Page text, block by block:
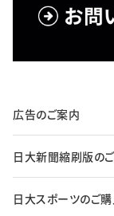
広告のご案内
日大新聞縮刷版の
日大スポーツのご